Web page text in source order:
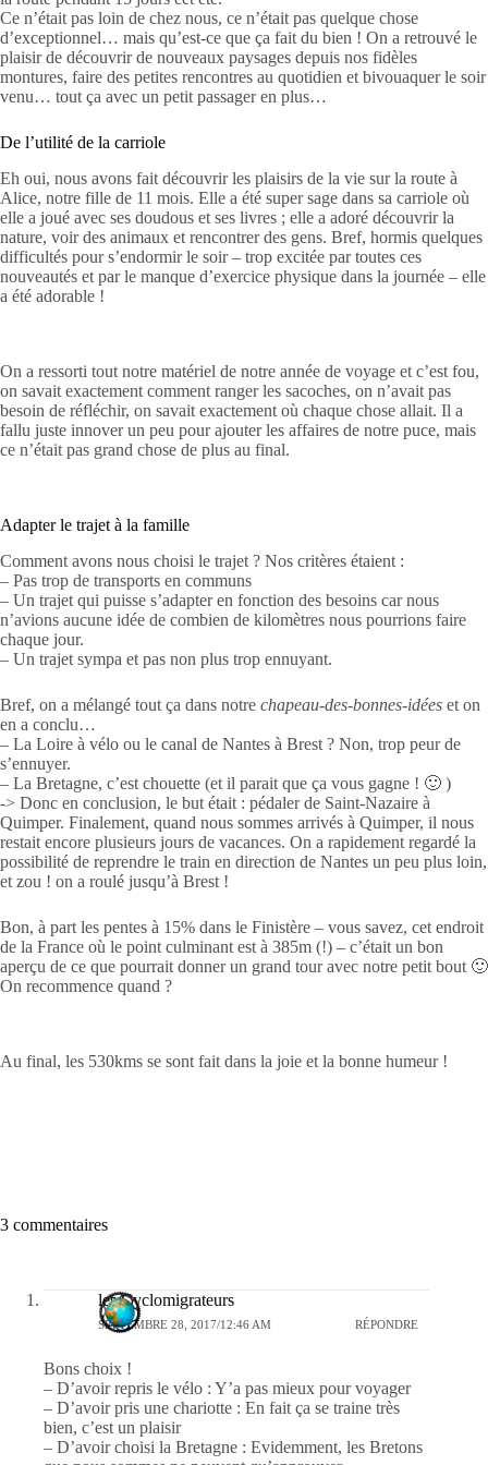
Ce n’était pas loin de chez nous, ce n’était pas quelque chose
d’exceptionnel… mais qu’est-ce que ça fait du bien ! On a retrouvé le
plaisir de découvrir de nouveaux paysages depuis nos fidèles
montures, faire des petites rencontres au quotidien et bivouaquer le soir
venu… tout ça avec un petit passager en plus…
De l’utilité de la carriole
Eh oui, nous avons fait découvrir les plaisirs de la vie sur la route à
Alice, notre fille de 11 mois. Elle a été super sage dans sa carriole où
elle a joué avec ses doudous et ses livres ; elle a adoré découvrir la
nature, voir des animaux et rencontrer des gens. Bref, hormis quelques
difficultés pour s’endormir le soir – trop excitée par toutes ces
nouveautés et par le manque d’exercice physique dans la journée – elle
a été adorable !
On a ressorti tout notre matériel de notre année de voyage et c’est fou,
on savait exactement comment ranger les sacoches, on n’avait pas
besoin de réfléchir, on savait exactement où chaque chose allait. Il a
fallu juste innover un peu pour ajouter les affaires de notre puce, mais
ce n’était pas grand chose de plus au final.
Adapter le trajet à la famille
Comment avons nous choisi le trajet ? Nos critères étaient :
– Pas trop de transports en communs
– Un trajet qui puisse s’adapter en fonction des besoins car nous
n’avions aucune idée de combien de kilomètres nous pourrions faire
chaque jour.
– Un trajet sympa et pas non plus trop ennuyant.
Bref, on a mélangé tout ça dans notre chapeau-des-bonnes-idées et on
en a conclu…
– La Loire à vélo ou le canal de Nantes à Brest ? Non, trop peur de
s’ennuyer.
– La Bretagne, c’est chouette (et il parait que ça vous gagne ! 🙂 )
-> Donc en conclusion, le but était : pédaler de Saint-Nazaire à
Quimper. Finalement, quand nous sommes arrivés à Quimper, il nous
restait encore plusieurs jours de vacances. On a rapidement regardé la
possibilité de reprendre le train en direction de Nantes un peu plus loin,
et zou ! on a roulé jusqu’à Brest !
Bon, à part les pentes à 15% dans le Finistère – vous savez, cet endroit
de la France où le point culminant est à 385m (!) – c’était un bon
aperçu de ce que pourrait donner un grand tour avec notre petit bout 🙂
On recommence quand ?
Au final, les 530kms se sont fait dans la joie et la bonne humeur !
3 commentaires
les Cyclomigrateurs
SEPTEMBRE 28, 2017/12:46 AM RÉPONDRE
Bons choix !
– D’avoir repris le vélo : Y’a pas mieux pour voyager
– D’avoir pris une chariotte : En fait ça se traine très
bien, c’est un plaisir
– D’avoir choisi la Bretagne : Evidemment, les Bretons